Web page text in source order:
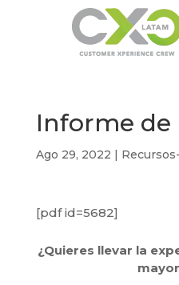
Informe de
Ago 29, 2022 |
[pdf id=5682]
¿Quieres llevar la